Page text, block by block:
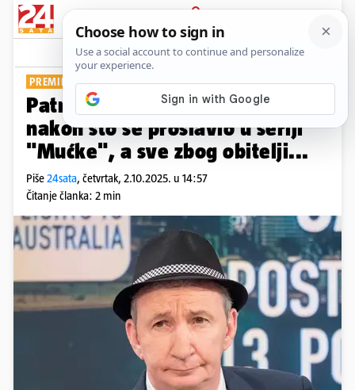
PRIJAVA
Show Komentari
PREMINUO U 69. GODINI
Patrick Murray vozio je taksi
nakon što se proslavio u seriji
"Mućke", a sve zbog obitelji...
Piše24sata, četvrtak, 2.10.2025. u 14:57
Čitanje članka: 2 min